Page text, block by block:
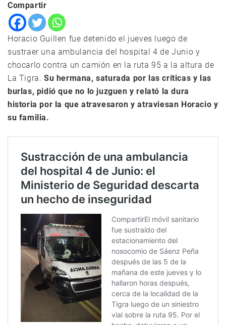
Compartir
Horacio Guillen fue detenido el jueves luego de
sustraer una ambulancia del hospital 4 de Junio y
chocarlo contra un camión en la ruta 95 a la altura de
La Tigra. Su hermana, saturada por las críticas y las
burlas, pidió que no lo juzguen y relató la dura
historia por la que atravesaron y atraviesan Horacio y
su familia.